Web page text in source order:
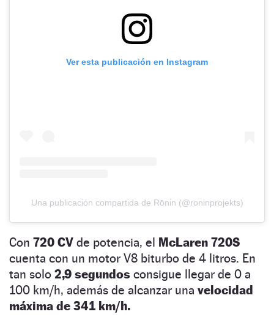
Ver esta publicación en Instagram
Una publicación compartida de Rōnin (@roninprojekts)
Con 720 CV de potencia, el McLaren 720S
cuenta con un motor V8 biturbo de 4 litros. En
tan solo 2,9 segundos consigue llegar de 0 a
100 km/h, además de alcanzar una velocidad
máxima de 341 km/h.